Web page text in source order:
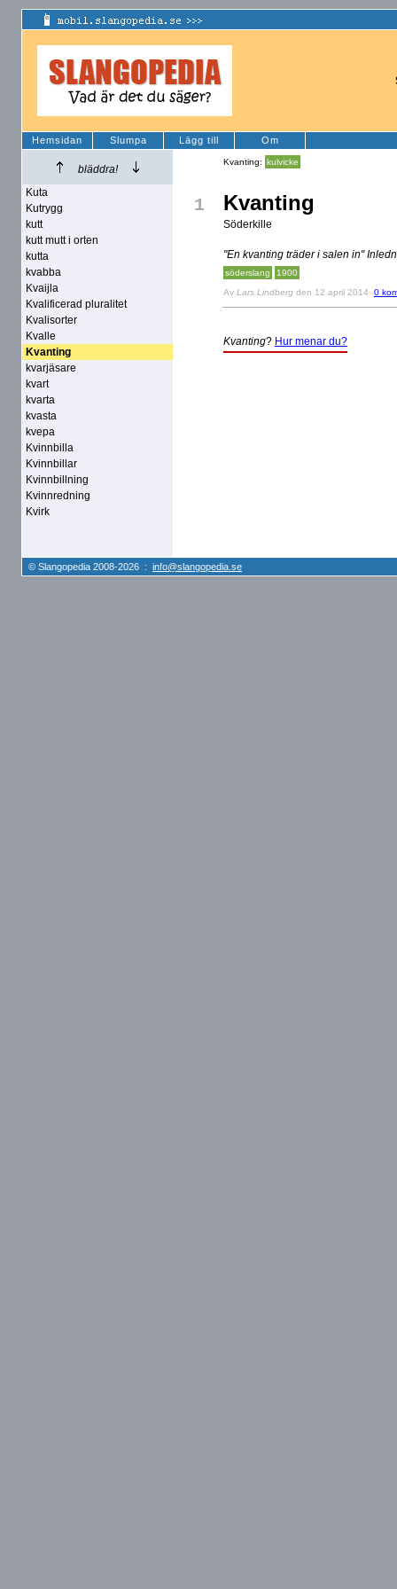
Hemsidan Slumpa Lägg till Om
bläddra!
Kuta
Kutrygg
kutt
kutt mutt i orten
kutta
kvabba
Kvaijla
Kvalificerad pluralitet
Kvalisorter
Kvalle
Kvanting
kvarjäsare
kvart
kvarta
kvasta
kvepa
Kvinnbilla
Kvinnbillar
Kvinnbillning
Kvinnredning
Kvirk
Kvanting: kulvicke
1 Kvanting
Söderkille
"En kvanting träder i salen in"
söderslang 1900
Av Lars Lindberg den 12 april 2014 0
Kvanting? Hur menar du?
© Slangopedia 2008-2026 : info@slangopedia.se